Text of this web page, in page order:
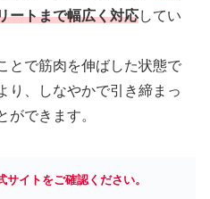
ートまで幅広く対応してい
とで筋肉を伸ばした状態で
り、しなやかで引き締まっ
ができます。
イトをご確認ください。